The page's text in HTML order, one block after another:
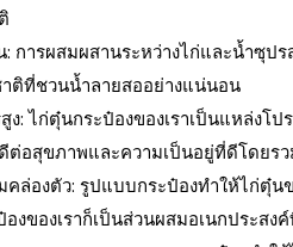
การผสมผสานระหว่างไก่และน้ำซุป
ติที่ชวนน้ำลายสออย่างแน่นอน
ง: ไก่ตุ๋นกระป๋องของเราเป็นแหล่
อสุขภาพและความเป็นอยู่ที่ดีโดยร
ล่องตัว: รูปแบบกระป๋องทำให้ไก่ตุ๋น
งของเราก็เป็นส่วนผสมอเนกประสง